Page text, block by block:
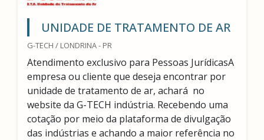
UNIDADE DE TRATAMENTO DE AR
G-TECH / LONDRINA - PR
Atendimento exclusivo para Pessoas JurídicasA
empresa ou cliente que deseja encontrar por
unidade de tratamento de ar, achará no
website da G-TECH indústria. Recebendo uma
cotação por meio da plataforma de divulgação
das indústrias e achando a maior referência no